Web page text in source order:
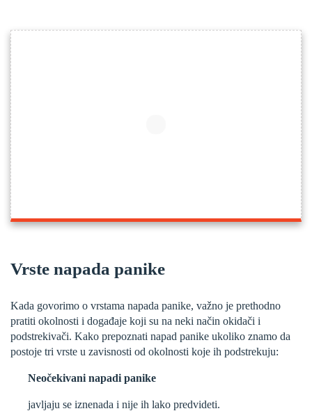
Vrste napada panike
Kada govorimo o vrstama napada panike, važno je prethodno
pratiti okolnosti i događaje koji su na neki način okidači i
podstrekivači. Kako prepoznati napad panike ukoliko znamo da
postoje tri vrste u zavisnosti od okolnosti koje ih podstrekuju:
Neočekivani napadi panike
javljaju se iznenada i nije ih lako predvideti.